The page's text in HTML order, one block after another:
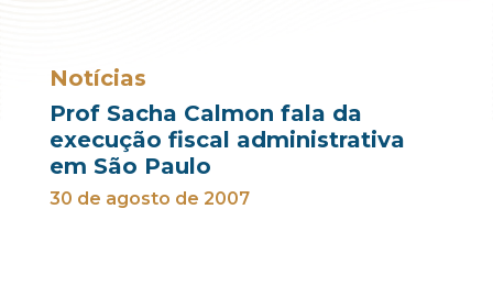
Notícias
Prof Sacha Calmon fala da
execução fiscal administrativa
em São Paulo
30 de agosto de 2007